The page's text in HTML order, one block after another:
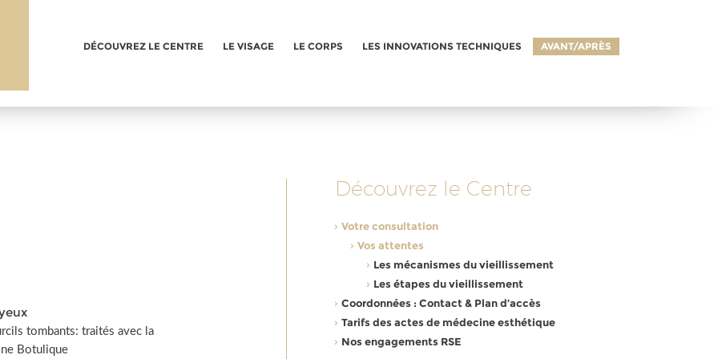
DÉCOUVREZ LE CENTRE LE VISAGE LE CORPS LES INNOVATIONS TECHNIQUES AVANT/APRÈS
tombants: traités avec la
Botulique
Découvrez le Centre
Votre consultation
Vos attentes
Les mécanismes du vieillissement
Les étapes du vieillissement
Coordonnées : Contact & Plan d’accès
Tarifs des actes de médecine esthétique
Nos engagements RSE